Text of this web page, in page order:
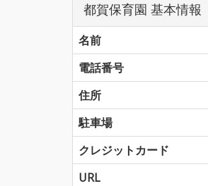
都賀保育園 基本情報
名前
電話番号
住所
駐車場
クレジットカード
URL